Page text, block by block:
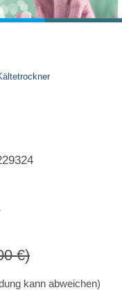
€)
kann abweichen)